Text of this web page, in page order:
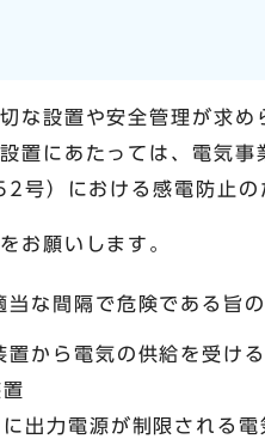
な設置や安全管理が求
置にあたっては、電気
）における感電防止の
お願いします。
な間隔で危険である旨
から電気の供給を受け
出力電源が制限される